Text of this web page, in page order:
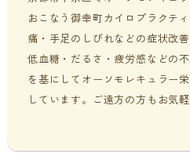
おこなう御幸町カイロプラクテ
痛・手足のしびれなどの症状改
低血糖・だるさ・疲労感などの
を基にしてオーソモレキュラー
しています。ご遠方の方もお気